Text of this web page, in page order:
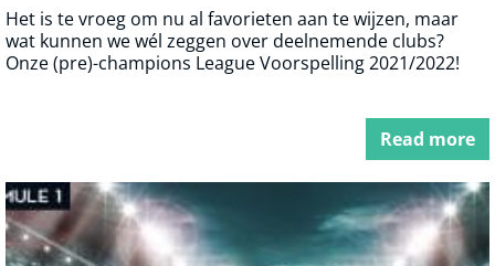
Het is te vroeg om nu al favorieten aan te wijzen, maar
wat kunnen we wél zeggen over deelnemende clubs?
Onze (pre)-champions League Voorspelling 2021/2022!
Read more